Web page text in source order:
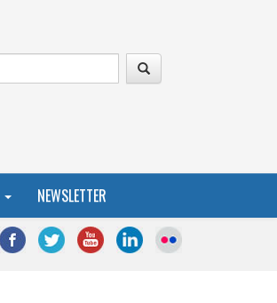
NEWSLETTER